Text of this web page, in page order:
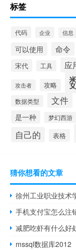
标签
代码 企业 信息
可以使用 命令
宋代 工具 应
攻击者 攻略
数据类型 文件
是一种
梦幻西游
自己的 表格
猜你想看的文章
徐州工业职业技术
手机支付宝怎么注
减肥吃虾有什么好
mssql数据库2012